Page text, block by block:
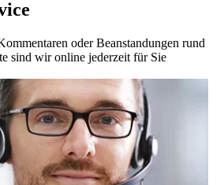
oder Beanstandungen rund
sind wir online jederzeit für Sie